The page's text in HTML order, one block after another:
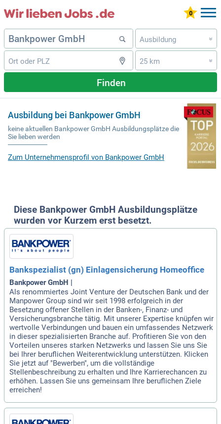
Ausbildung »
25 km »
Finden
Ausbildung bei Bankpower GmbH
keine aktuellen Bankpower GmbH Ausbildungsplätze die
Sie lieben werden
Zum Unternehmensprofil von Bankpower GmbH
Diese Bankpower GmbH Ausbildungsplätze
wurden vor Kurzem erst besetzt.
Bankspezialist (gn) Einlagensicherung Homeoffice
Bankpower GmbH |
Als renommiertes Joint Venture der Deutschen Bank und der
Manpower Group sind wir seit 1998 erfolgreich in der
Besetzung offener Stellen in der Banken-, Finanz- und
Versicherungsbranche tätig. Mit unserer Expertise knüpfen wir
wertvolle Verbindungen und bauen ein umfassendes Netzwerk
in dieser spezialisierten Branche auf. Profitieren Sie von den
Vorteilen unseres starken Netzwerks und lassen Sie uns Sie
bei Ihrer beruflichen Weiterentwicklung unterstützen. Klicken
Sie jetzt auf "Bewerben", um die vollständige
Stellenbeschreibung zu erhalten und Ihre Karrierechancen zu
erhöhen. Lassen Sie uns gemeinsam Ihre beruflichen Ziele
erreichen!